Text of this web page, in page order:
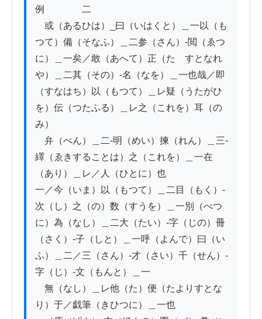
例　　　　二
或（あるひは）_曰（いはくと）＿一以（も
つて）備（そなふ）＿二参（さん）-閲（ゑつ
に）＿一矣／敢（あへて）正（たゞすとなれ
や）＿二其（その）-名（なを）＿一也哉／即
（すなはち）以（もつて）＿レ疑（うたがひ
を）伝（つたふる）＿レ之（これを）耳（の
み）
弁（べん）＿二-明（めい）揀（れん）＿三-
繹（ゑきすることは）之（これを）＿一在
（あり）＿レ／人（ひとに）也
一／今（いま）以（もつて）＿二目（もく）-
次（し）之（の）数（すうを）＿一別（べつ
に）為（なし）＿二大（たい）-字（じの）冊
（さく）-子（しと）＿一呼（よんで）曰（い
ふ）＿二／三（さん）-才（さい）千（せん）-
字（じ）-文（もんと）＿一
無（なし）＿レ他（た）便（たよりすとな
り）于／戯筆（きひつに）＿一也